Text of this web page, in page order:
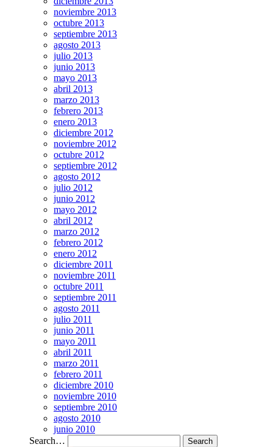
noviembre 2013
octubre 2013
septiembre 2013
agosto 2013
julio 2013
junio 2013
mayo 2013
abril 2013
marzo 2013
febrero 2013
enero 2013
diciembre 2012
noviembre 2012
octubre 2012
septiembre 2012
agosto 2012
julio 2012
junio 2012
mayo 2012
abril 2012
marzo 2012
febrero 2012
enero 2012
diciembre 2011
noviembre 2011
octubre 2011
septiembre 2011
agosto 2011
julio 2011
junio 2011
mayo 2011
abril 2011
marzo 2011
febrero 2011
diciembre 2010
noviembre 2010
septiembre 2010
agosto 2010
junio 2010
Search…